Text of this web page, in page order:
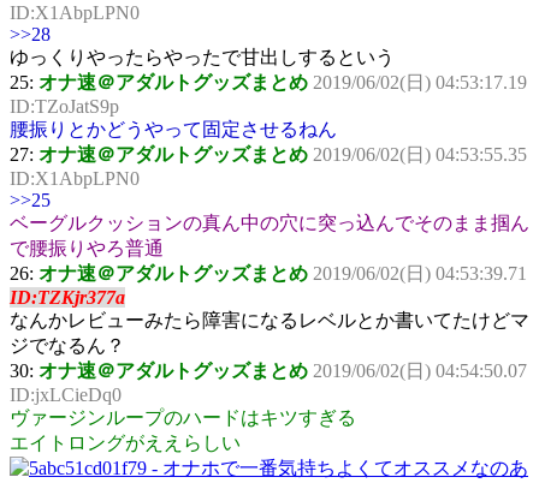
ID:X1AbpLPN0
>>28
ゆっくりやったらやったで甘出しするという
25: オナ速＠アダルトグッズまとめ 2019/06/02(日) 04:53:17.19
ID:TZoJatS9p
腰振りとかどうやって固定させるねん
27: オナ速＠アダルトグッズまとめ 2019/06/02(日) 04:53:55.35
ID:X1AbpLPN0
>>25
ベーグルクッションの真ん中の穴に突っ込んでそのまま掴ん
で腰振りやろ普通
26: オナ速＠アダルトグッズまとめ 2019/06/02(日) 04:53:39.71
ID:TZKjr377a
なんかレビューみたら障害になるレベルとか書いてたけどマ
ジでなるん？
30: オナ速＠アダルトグッズまとめ 2019/06/02(日) 04:54:50.07
ID:jxLCieDq0
ヴァージンループのハードはキツすぎる
エイトロングがええらしい